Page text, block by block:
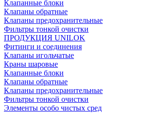
Клапанные блоки
Клапаны обратные
Клапаны предохранительные
Фильтры тонкой очистки
ПРОДУКЦИЯ UNILOK
Фитинги и соединения
Клапаны игольчатые
Краны шаровые
Клапанные блоки
Клапаны обратные
Клапаны предохранительные
Фильтры тонкой очистки
Элементы особо чистых сред